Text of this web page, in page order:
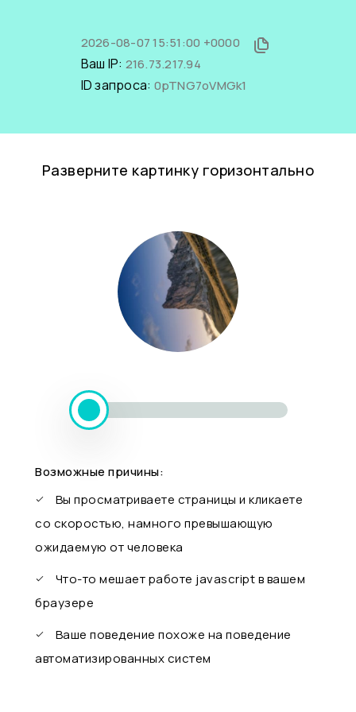
2026-08-07 15:51:00 +0000
Ваш IP: 216.73.217.94
ID запроса: 0pTNG7oVMGk1
Разверните картинку горизонтально
Возможные причины:
Вы просматриваете страницы и кликаете
со скоростью, намного превышающую
ожидаемую от человека
Что-то мешает работе javascript в вашем
браузере
Ваше поведение похоже на поведение
автоматизированных систем